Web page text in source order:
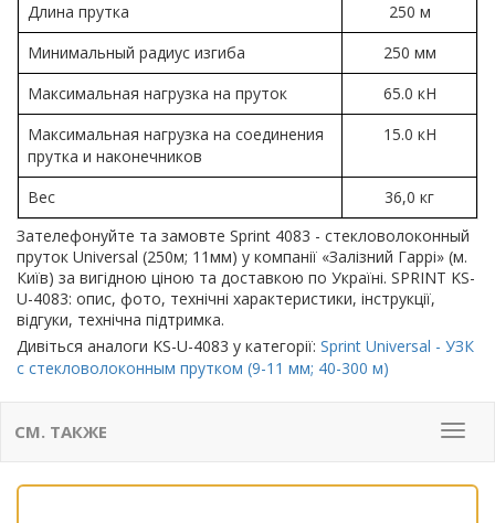
Длина прутка
250 м
Минимальный радиус изгиба
250 мм
Максимальная нагрузка на пруток
65.0 кН
Максимальная нагрузка на соединения
прутка и наконечников
15.0 кН
Вес
36,0 кг
Зателефонуйте та замовте Sprint 4083 - стекловолоконный
пруток Universal (250м; 11мм) у компанії «Залізний Гаррі» (м.
Київ) за вигідною ціною та доставкою по Україні. SPRINT KS-
U-4083: опис, фото, технічні характеристики, інструкції,
відгуки, технічна підтримка.
Дивіться аналоги KS-U-4083 у категорії: Sprint Universal - УЗК
с стекловолоконным прутком (9-11 мм; 40-300 м)
Меню
СМ. ТАКЖЕ